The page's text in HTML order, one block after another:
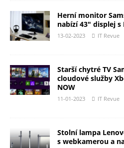
Herní monitor
nabízí 43″ displej
13-02-2023 IT Revue
Starší chytré TV
cloudové služby
NOW
11-01-2023 IT Revue
Stolní lampa
s webkamerou a